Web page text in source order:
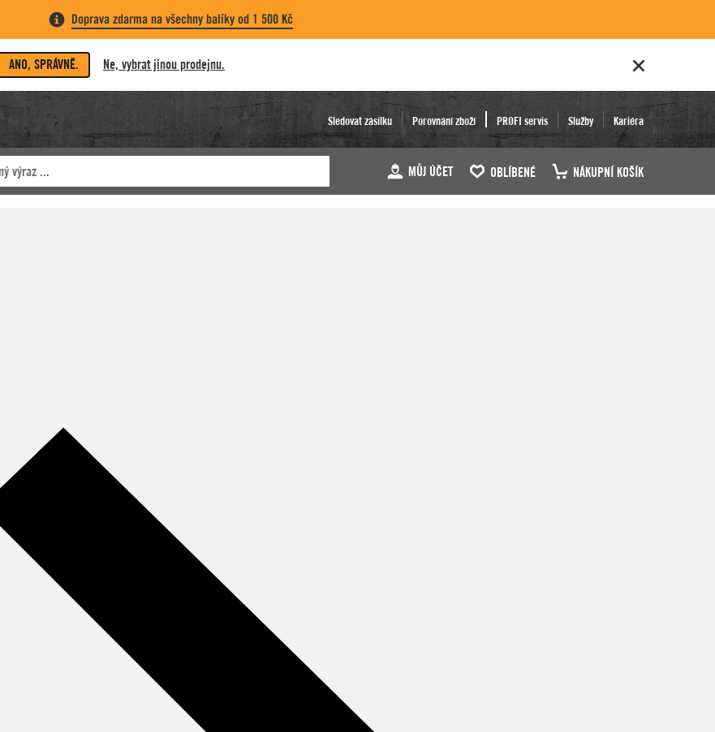
Doprava zdarma na všechny balíky od 1 500 Kč
ANO, SPRÁVNĚ. Ne, vybrat jinou prodejnu.
Sledovat zásilku Porovnání zboží PROFI servis Služby Kariéra
MŮJ ÚČET OBLÍBENÉ NÁKUPNÍ KOŠÍK